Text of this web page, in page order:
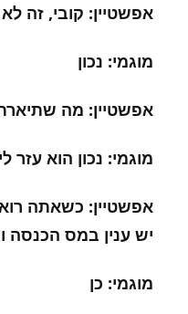
אפשטיין: קובי, זה
מוגמי: נכון
אפשטיין: מה
מוגמי: נכון הוא עזר
אפשטיין: כשאתה
יש ענין במס הכנסה
מוגמי: כן